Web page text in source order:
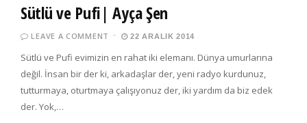
Sütlü ve Pufi| Ayça Şen
LEAVE A COMMENT 22 ARALIK 2014
Sütlü ve Pufi evimizin en rahat iki elemanı. Dünya umurlarına
değil. İnsan bir der ki, arkadaşlar der, yeni radyo kurdunuz,
tutturmaya, oturtmaya çalışıyonuz der, iki yardım da biz edek
der. Yok,…